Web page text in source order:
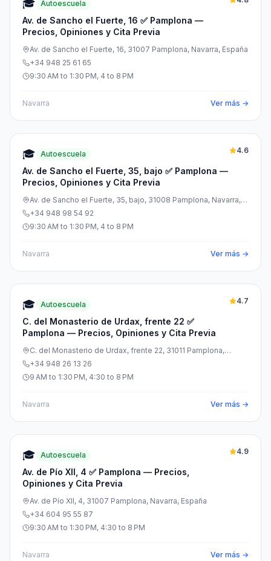
🎓 Autoescuela
Av. de Sancho el Fuerte, 16 ✅ Pamplona —
Precios, Opiniones y Cita Previa
Av. de Sancho el Fuerte, 16, 31007 Pamplona, Navarra, España
+34 948 25 61 65
9:30 AM to 1:30 PM, 4 to 8 PM
Navarra Ver más →
🎓 Autoescuela
Av. de Sancho el Fuerte, 35, bajo ✅ Pamplona —
Precios, Opiniones y Cita Previa
4.6
Av. de Sancho el Fuerte, 35, bajo, 31008 Pamplona, Navarra,
España
+34 948 98 54 92
9:30 AM to 1:30 PM, 4 to 8 PM
Navarra Ver más →
🎓 Autoescuela
C. del Monasterio de Urdax, frente 22 ✅
Pamplona — Precios, Opiniones y Cita Previa
4.7
C. del Monasterio de Urdax, frente 22, 31011 Pamplona,
Navarra, España
+34 948 26 13 26
9 AM to 1:30 PM, 4:30 to 8 PM
Navarra Ver más →
🎓 Autoescuela
Av. de Pío XII, 4 ✅ Pamplona — Precios,
Opiniones y Cita Previa
4.9
Av. de Pío XII, 4, 31007 Pamplona, Navarra, España
+34 604 95 55 87
9:30 AM to 1:30 PM, 4:30 to 8 PM
Navarra Ver más →